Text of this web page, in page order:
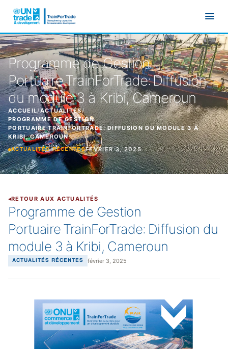
Programme de Gestion
Portuaire TrainForTrade: Diffusion
du module 3 à Kribi, Cameroun
ACCUEIL/ACTUALITÉS/
PROGRAMME DE GESTION
PORTUAIRE TRAINFORTRADE: DIFFUSION DU MODULE 3 À
KRIBI, CAMEROUN
ACTUALITÉS RÉCENTESFÉVRIER 3, 2025
RETOUR AUX ACTUALITÉS
Programme de Gestion
Portuaire TrainForTrade: Diffusion du
module 3 à Kribi, Cameroun
ACTUALITÉS RÉCENTES février 3, 2025